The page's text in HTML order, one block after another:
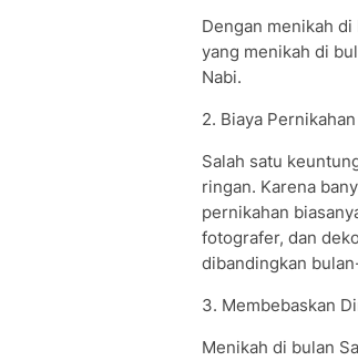
Dengan menikah
yang menikah di
Nabi.
2. Biaya
Salah satu
ringan. Karena
pernikahan
fotografer, dan
dibandingkan
3. Membebaskan
Menikah di bulan